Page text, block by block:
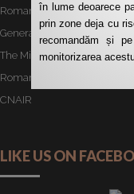
Romanian Road Authority
General Customs Directorate
The Ministry of Transport
Romanian Auto Register
CNAIR
LIKE US ON
în lume deoarece
prin zone deja cu
recomandăm și
monitorizarea